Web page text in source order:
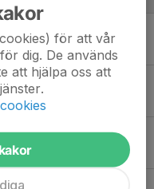
Brons i Future Cup
för att vår
dig. De används
att hjälpa oss att